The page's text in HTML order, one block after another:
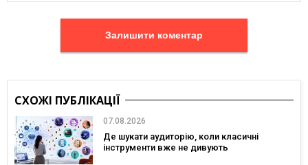
Залишити коментар
СХОЖІ ПУБЛІКАЦІЇ
07.08.2026
Де шукати аудиторію, коли класичні
інструменти вже не дивують